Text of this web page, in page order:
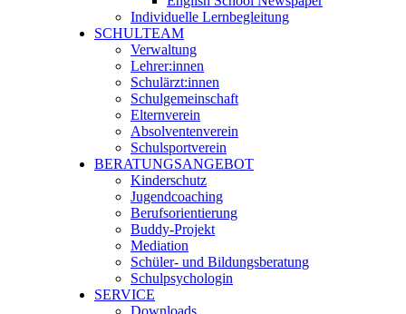
Individuelle Lernbegleitung
SCHULTEAM
Verwaltung
Lehrer:innen
Schulärzt:innen
Schulgemeinschaft
Elternverein
Absolventenverein
Schulsportverein
BERATUNGSANGEBOT
Kinderschutz
Jugendcoaching
Berufsorientierung
Buddy-Projekt
Mediation
Schüler- und Bildungsberatung
Schulpsychologin
SERVICE
Downloads